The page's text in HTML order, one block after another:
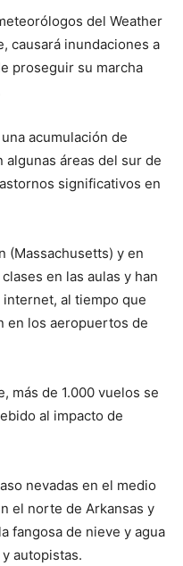
del Weather
causará inundaciones a
proseguir su marcha
acumulación de
áreas del sur de
significativos en
(Massachusetts) y en
en las aulas y han
internet, al tiempo que
en los aeropuertos de
más de 1.000 vuelos se
al impacto de
nevadas en el medio
el norte de Arkansas y
fangosa de nieve y agua
autopistas.